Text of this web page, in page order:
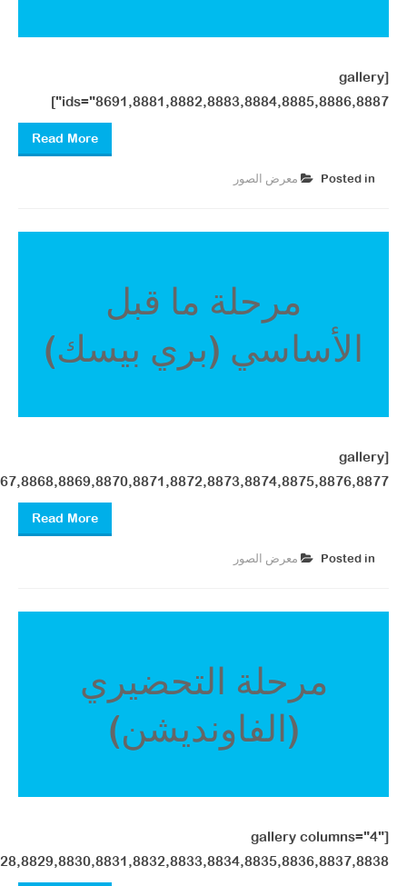
[gallery
ids="8691,8881,8882,8883,8884,8885,8886,8887"]
Read More
Posted in معرض الصور ​
مرحلة ما قبل
الأساسي (بري بيسك)
[gallery
Read More
Posted in معرض الصور ​
مرحلة التحضيري
(الفاونديشن)
[gallery columns="4"